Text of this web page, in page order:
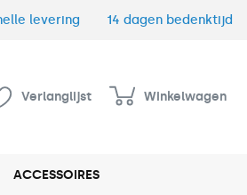
levering 14 dagen bedenktijd
Verlanglijst Winkelwagen
ACCESSOIRES